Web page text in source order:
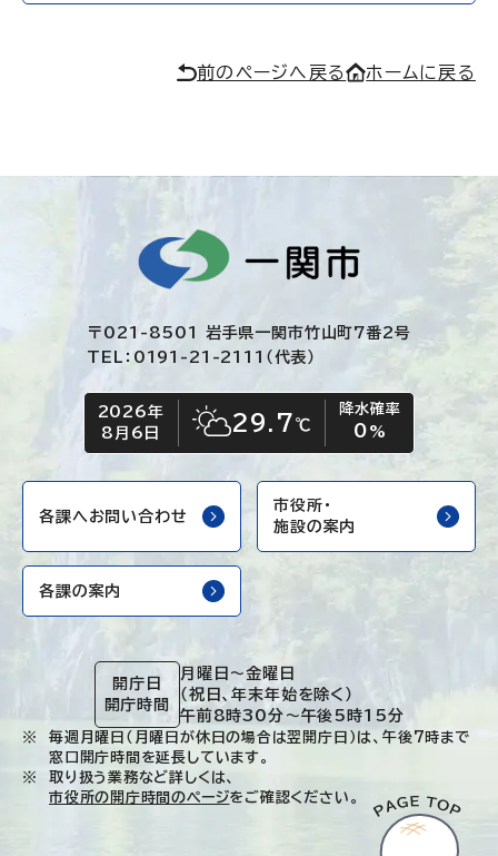
前のページへ戻る ホームに戻る
〒021-8501 岩手県一関市竹山町7番2号
TEL：0191-21-2111（代表）
今日の日付
2026年
8月6日
今日の天気
晴れ時々くもり
29.7 ℃
降水確率
0 %
各課へお問い合わせ
市役所・
施設の案内
各課の案内
開庁日
開庁時間
月曜日～金曜日
（祝日、年末年始を除く）
午前8時30分～午後5時15分
毎週月曜日（月曜日が休日の場合は翌開庁日）は、午後7時まで
窓口開庁時間を延長しています。
取り扱う業務など詳しくは、
市役所の開庁時間のページをご確認ください。